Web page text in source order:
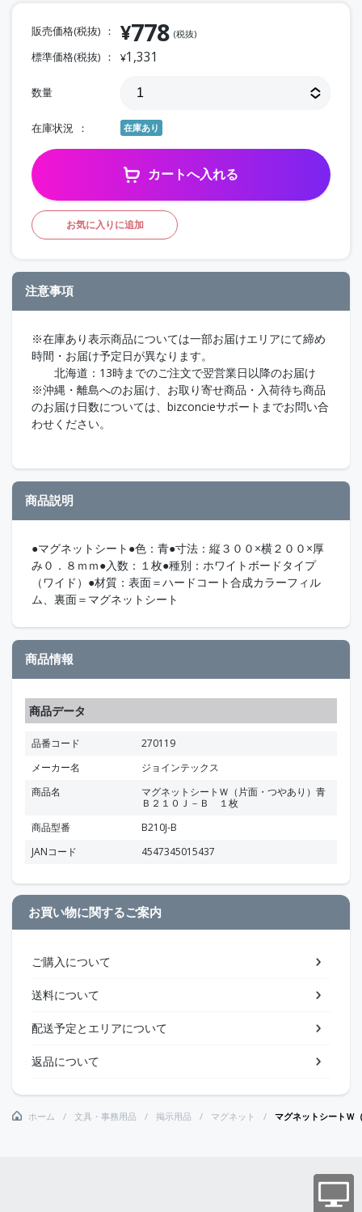
販売価格(税抜) ¥778 (税抜)
標準価格(税抜) ¥1,331
数量
在庫状況 在庫あり
カートへ入れる
お気に入りに追加
注意事項
※在庫あり表示商品については一部お届けエリアにて締め
時間・お届け予定日が異なります。
北海道：13時までのご注文で翌営業日以降のお届け
※沖縄・離島へのお届け、お取り寄せ商品・入荷待ち商品
のお届け日数については、bizconcieサポートまでお問い合
わせください。
商品説明
●マグネットシート●色：青●寸法：縦３００×横２００×厚
み０．８ｍｍ●入数：１枚●種別：ホワイトボードタイプ
（ワイド）●材質：表面＝ハードコート合成カラーフィル
ム、裏面＝マグネットシート
商品情報
商品データ
品番コード
270119
メーカー名
ジョインテックス
商品名
マグネットシートＷ（片面・つやあり）青
Ｂ２１０Ｊ－Ｂ １枚
商品型番
B210J-B
JANコード
4547345015437
お買い物に関するご案内
ご購入について
送料について
配送予定とエリアについて
返品について
ホーム 文具・事務用品 掲示用品 マグネット マグネットシートＷ